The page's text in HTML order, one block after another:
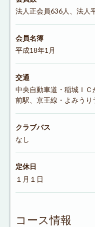
法人正会員636人、法人
会員名簿
平成18年1月
交通
中央自動車道・稲城Ｉ
前駅、京王線・よみうり
クラブバス
なし
定休日
１月１日
コース情報